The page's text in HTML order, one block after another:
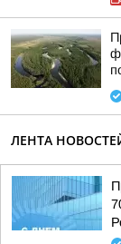
ЛЕНТА